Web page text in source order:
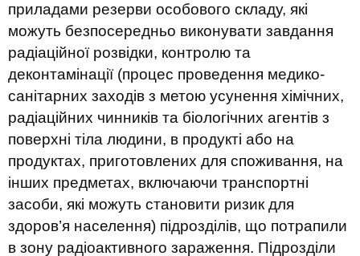
приладами резерви особового складу, які
можуть безпосередньо виконувати завдання
радіаційної розвідки, контролю та
деконтамінації (процес проведення медико-
санітарних заходів з метою усунення хімічних,
радіаційних чинників та біологічних агентів з
поверхні тіла людини, в продукті або на
продуктах, приготовлених для споживання, на
інших предметах, включаючи транспортні
засоби, які можуть становити ризик для
здоров’я населення) підрозділів, що потрапили
в зону радіоактивного зараження. Підрозділи